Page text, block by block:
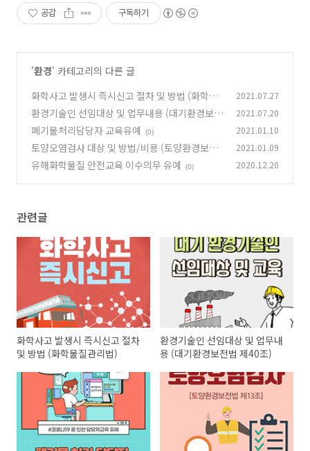
공감 구독하기
'환경' 카테고리의 다른 글
화학사고 발생시 즉시신고 절차 및 방법 (화학물
질관리법)
(0)
2021.07.27
환경기술인 선임대상 및 업무내용 (대기환경보전
법 제40조) (0)
2021.07.20
폐기물처리담당자 교육유예 (0) 2021.01.10
토양오염검사 대상 및 방법/비용 (토양환경보전
법 제13조) (0)
2021.01.09
유해화학물질 안전교육 이수의무 유예 (0) 2020.12.20
관련글
화학사고 발생시 즉시신고 절차
및 방법 (화학물질관리법)
환경기술인 선임대상 및 업무내
용 (대기환경보전법 제40조)